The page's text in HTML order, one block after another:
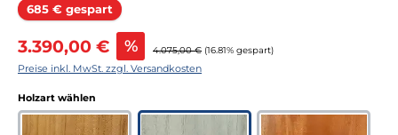
685 € gespart Rabatt
Verkaufspreis:
3.390,00 € % Regulärer Preis:
4.075,00 € (16.81% gespart)
Preise inkl. MwSt. zzgl. Versandkosten
Holzart wählen